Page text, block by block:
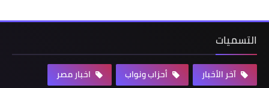
التسميات
آخر الأخبار أحزاب ونواب
اخبار مصر